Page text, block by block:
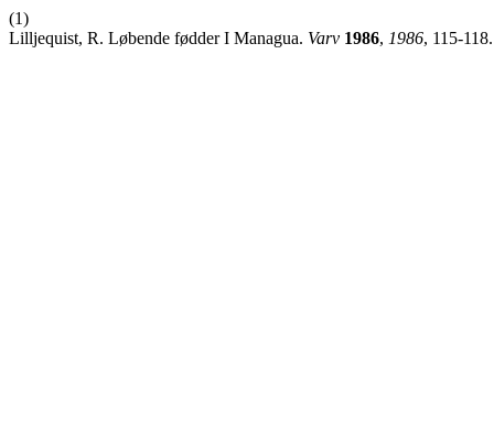
(1)
Lilljequist, R. Løbende fødder I Managua. Varv 1986, 1986, 115-118.